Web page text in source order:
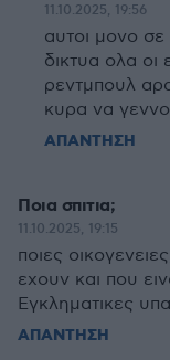
11.10.2025, 19:56
αυτοι μονο
δικτυα ολα οι
ρεντμπουλ
κυρα να
ΑΠΑΝΤΗΣΗ
Ποια σπιτια;
11.10.2025, 19:15
ποιες
εχουν και που
Εγκληματικες
ΑΠΑΝΤΗΣΗ